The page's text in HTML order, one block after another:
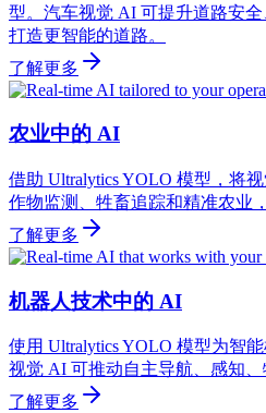
型。汽车视觉 AI 可提升道路安全
打造更智能的道路。
了解更多
农业中的 AI
借助 Ultralytics YOLO 模型，将
作物监测、牲畜追踪和精准农业
了解更多
机器人技术中的 AI
使用 Ultralytics YOLO 模型为智
视觉 AI 可推动自主导航、感知、
了解更多